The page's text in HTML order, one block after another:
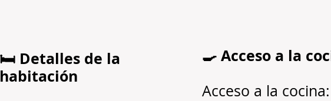
🛏️ Detalles de la
habitación
🍳 Acceso a la
Acceso a la